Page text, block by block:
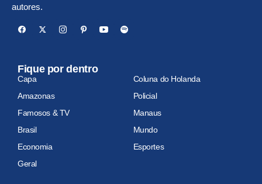
autores.
Fique por dentro
Capa
Coluna do Holanda
Amazonas
Policial
Famosos & TV
Manaus
Brasil
Mundo
Economia
Esportes
Geral